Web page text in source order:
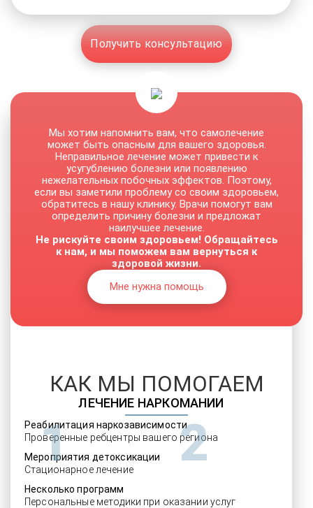
Получить консультацию
ЛЕЧЕНИЕ НАРКОМАНИИ
Реабилитация наркозависимости
Проверенные ребцентры вашего региона
Мероприятия детоксикации
Стационарное лечение
Несколько программ
Персональные методики при оказании услуг
Мы хотим напомнить вам, что самолечение
может быть опасным для вашего здоровья.
Неправильное лечение может привести к
усугублению болезни или появлению
нежелательных побочных эффектов. Поэтому,
если вы заметили проблему со своим здоровьем,
обратитесь в нашу клинику. Врачи помогут вам
определить причину болезни и предложат
наилучшее лечение.
Не рискуйте своим здоровьем! Обращайтесь
к нам, и мы поможем вам вернуться к
здоровой жизни.
Мне нужна помощь
КАК МЫ ПОМОГАЕМ
1 2